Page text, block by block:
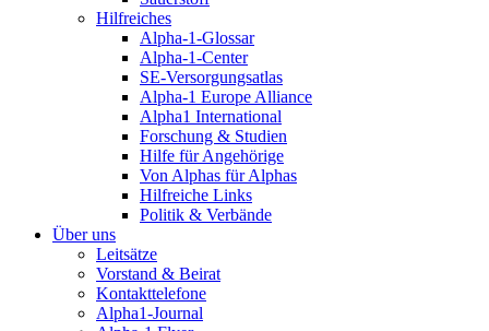
Hilfreiches
Alpha-1-Glossar
Alpha-1-Center
SE-Versorgungsatlas
Alpha-1 Europe Alliance
Alpha1 International
Forschung & Studien
Hilfe für Angehörige
Von Alphas für Alphas
Hilfreiche Links
Politik & Verbände
Über uns
Leitsätze
Vorstand & Beirat
Kontakttelefone
Alpha1-Journal